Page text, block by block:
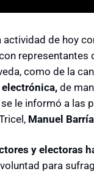
de hoy
como de la
electrónica, de
le informó a las
Manuel
y electoras
para